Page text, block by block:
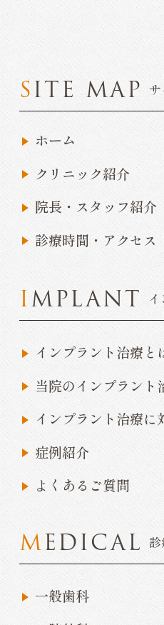
SITE MAP サ
ホーム
クリニック紹介
院長・スタッフ紹介
診療時間・アクセス
IMPLANT イ
インプラント治療と
当院のインプラント
インプラント治療に
症例紹介
よくあるご質問
MEDICAL 診
一般歯科